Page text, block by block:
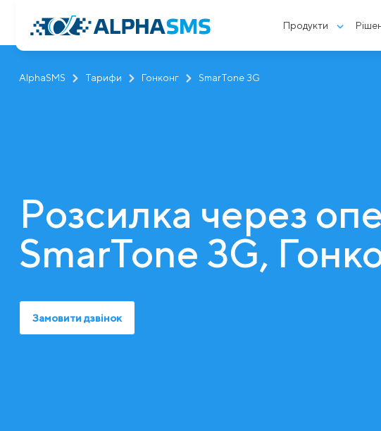
AlphaSMS Тарифи Гонконг SmarTone 3G
Продукти
Розсилка через
SmarTone 3G,
Замовити дзвінок